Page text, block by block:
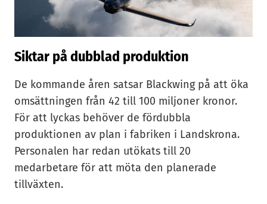
Siktar på dubblad produktion
De kommande åren satsar Blackwing på att öka
omsättningen från 42 till 100 miljoner kronor.
För att lyckas behöver de fördubbla
produktionen av plan i fabriken i Landskrona.
Personalen har redan utökats till 20
medarbetare för att möta den planerade
tillväxten.